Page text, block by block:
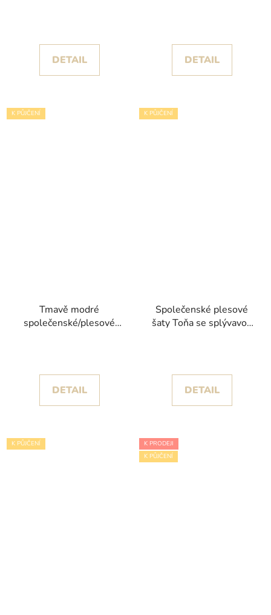
DETAIL DETAIL
K PŮJČENÍ
Tmavě modré
společenské/plesové
DETAIL
K PŮJČENÍ
Společenské plesové
šaty Toňa se splývavou
DETAIL
K PŮJČENÍ
K PRODEJI
K PŮJČENÍ